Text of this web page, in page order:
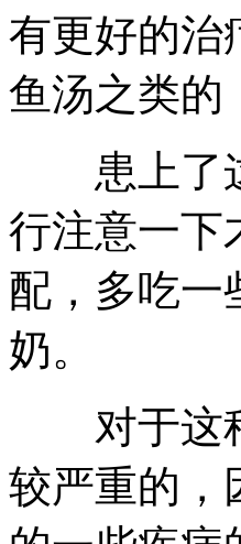
有更好的治
鱼汤之类的
患上了这
行注意一下
配，多吃一
奶。
对于这种
较严重的，